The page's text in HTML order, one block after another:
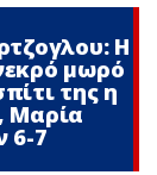
Η
μωρό
της η
Μαρία
6-7